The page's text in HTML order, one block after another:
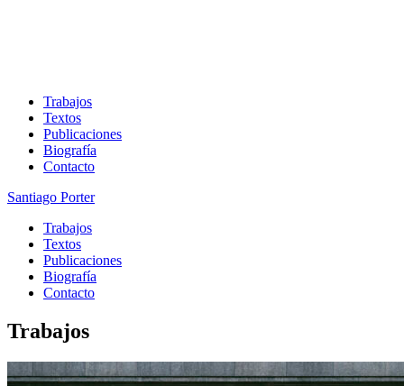
Trabajos
Textos
Publicaciones
Biografía
Contacto
Santiago Porter
Trabajos
Textos
Publicaciones
Biografía
Contacto
Trabajos